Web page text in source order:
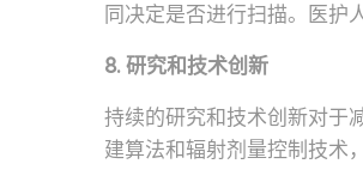
同决定是否进行扫描。医护
8. 研究和技术创新
持续的研究和技术创新对于
建算法和辐射剂量控制技术